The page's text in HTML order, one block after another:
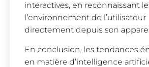
interactives, en reconnaissant
l’environnement de l’utilisateur
directement depuis son
En conclusion, les tendances
en matière d’intelligence